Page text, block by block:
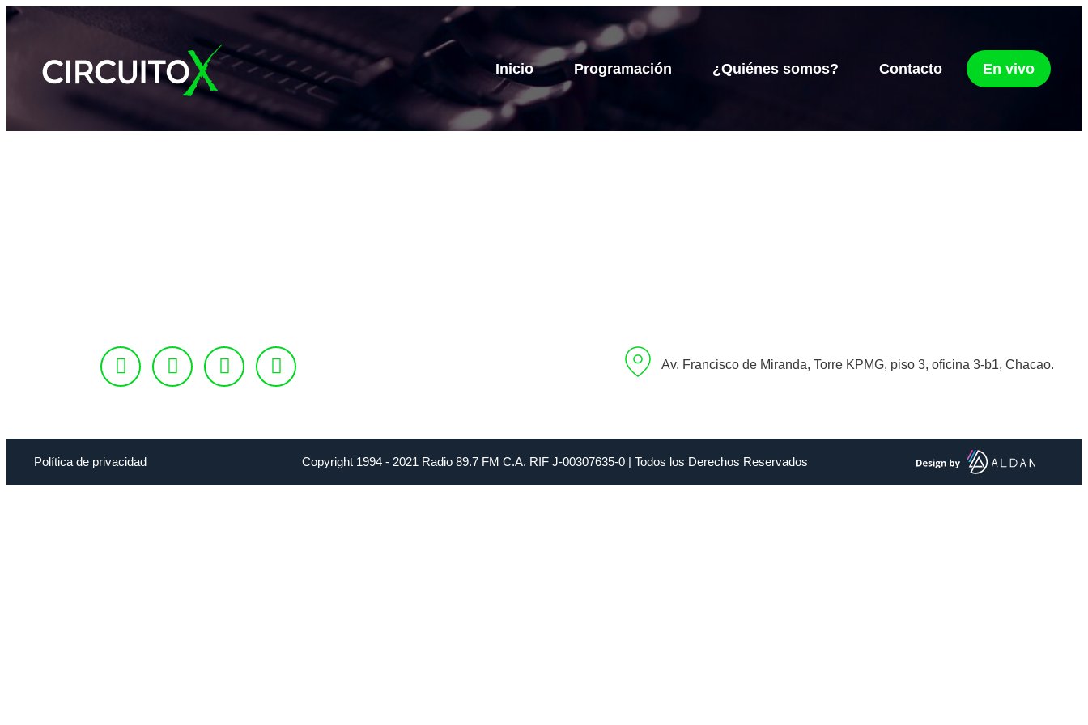
Inicio Programación ¿Quiénes somos? Contacto En vivo
Av. Francisco de Miranda, Torre KPMG, piso 3, oficina 3-b1, Chacao.
Política de privacidad Copyright 1994 - 2021 Radio 89.7 FM C.A. RIF J-00307635-0 | Todos los Derechos Reservados